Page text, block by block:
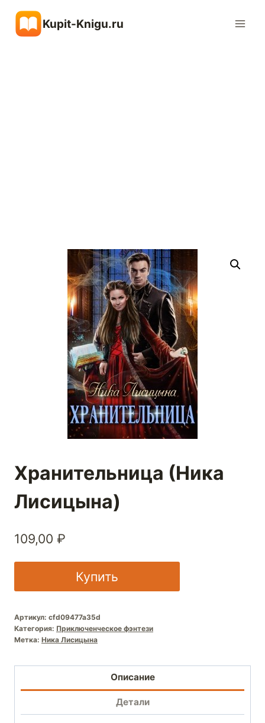
содержимому
Kupit-Knigu.ru
Хранительница (Ника
Лисицына)
109,00 ₽
Купить
Артикул: cfd09477a35d
Категория: Приключенческое фэнтези
Метка: Ника Лисицына
Описание
Детали